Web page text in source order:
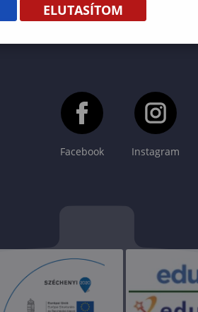
Facebook Instagram
ELUTASÍTOM